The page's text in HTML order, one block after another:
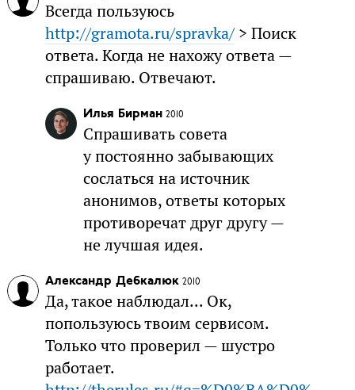
Всегда пользуюсь
http://gramota.ru/spravka/> Поиск
ответа. Когда не нахожу ответа —
спрашиваю. Отвечают.
Илья Бирман 2010
Спрашивать совета
у постоянно забывающих
сослаться на источник
анонимов, ответы которых
противоречат друг другу —
не лучшая идея.
Александр Дебкалюк 2010
Да, такое наблюдал... Ок,
попользуюсь твоим сервисом.
Только что проверил — шустро
работает.